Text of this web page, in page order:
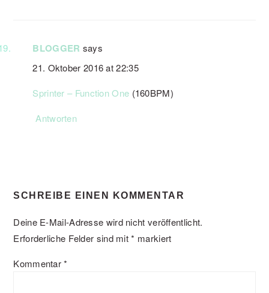
BLOGGER says
21. Oktober 2016 at 22:35
Sprinter – Function One (160BPM)
Antworten
SCHREIBE EINEN KOMMENTAR
Deine E-Mail-Adresse wird nicht veröffentlicht.
Erforderliche Felder sind mit* markiert
Kommentar*